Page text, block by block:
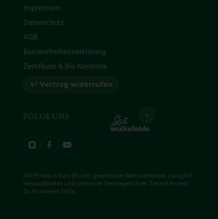
Impressum
Datenschutz
AGB
Barrierefreiheitserklärung
Zertifikate & Bio-Kontrolle
↩ Vertrag widerrufen
FOLGE UNS
Alle Preise in Euro (€) inkl. gesetzlicher Mehrwertsteuer, zuzüglich
Versandkosten und optionaler Servicegebühren. Details findest
Du in unseren FAQs.